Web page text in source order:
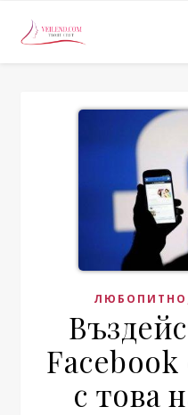
ЛЮБОПИТНО
Facebook
с това